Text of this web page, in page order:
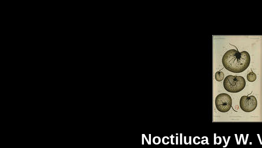
Noctiluca by W.